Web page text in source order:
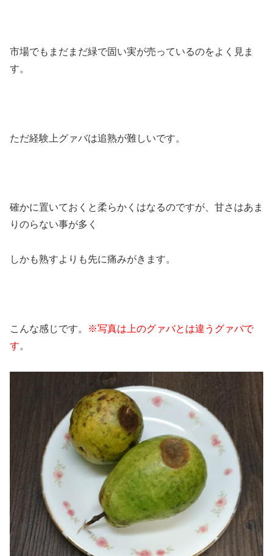
市場でもまだまだ緑で固い実が売っているのをよく見ま
す。
ただ経験上グァバは追熟が難しいです。
確かに置いておくと柔らかくはなるのですが、甘さはあま
りのらない事が多く
しかも熟すよりも先に痛みがきます。
こんな感じです。
※写真は上のグァバとは違うグァバで
す。